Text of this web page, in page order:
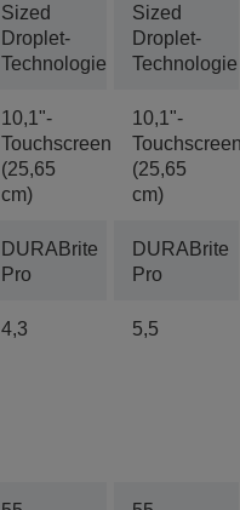
Sized
Droplet-
Technologie
Sized
Droplet-
Technologie
10,1"-
Touchscreen
(25,65
cm)
10,1"-
(25,65
cm)
DURABrite
Pro
DURABrite
Pro
4,3 5,5